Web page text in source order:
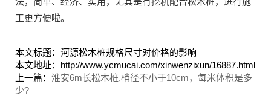
工更方便啦。
本文标题：河源松木桩规格尺寸对价格的影响
本文地址：http://www.ycmucai.com/xinwenzixun/16887.html
上一篇： 淮安6m长松木桩,梢径不小于10cm，每米体积是多
少?